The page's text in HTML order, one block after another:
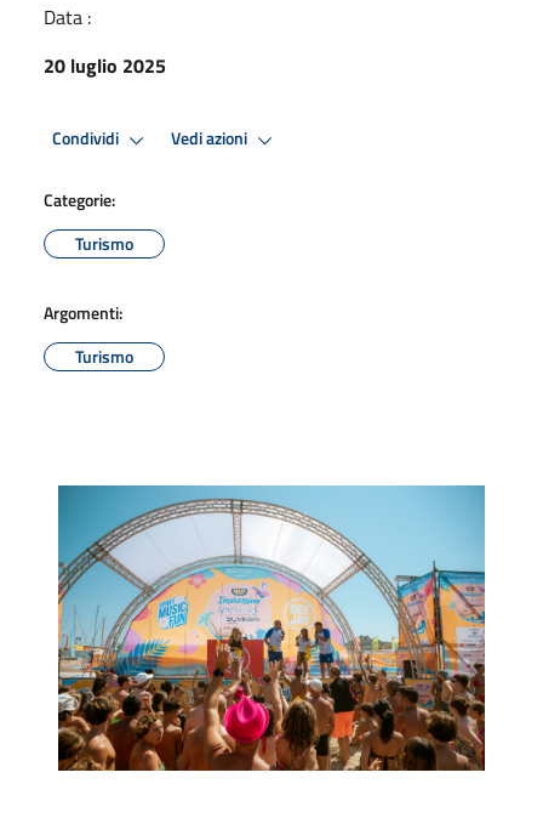
Data :
20 luglio 2025
Condividi Vedi azioni
Categorie:
Turismo
Argomenti:
Turismo